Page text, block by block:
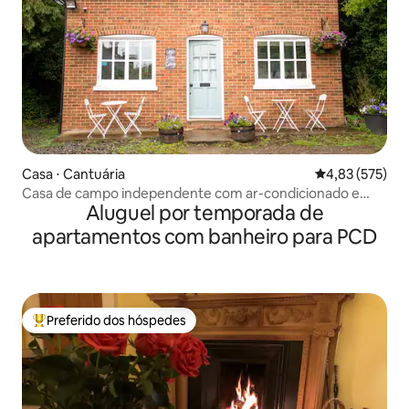
Casa ⋅ Cantuária 4,83 de uma
4,83 (575)
Casa de campo independente com ar-condicionado e
estacionamentoAluguel por temporada de
apartamentos com banheiro para PCD
Entre os melhores preferidos dos hóspedes
Preferido dos hóspedes